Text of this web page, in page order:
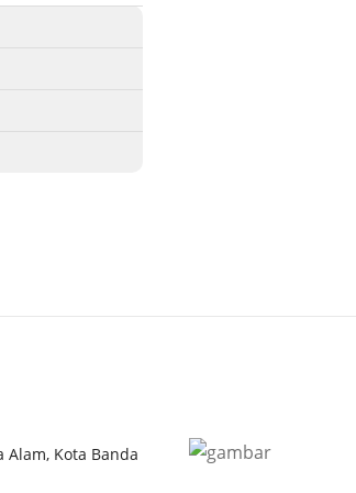
Alam, Kota Banda